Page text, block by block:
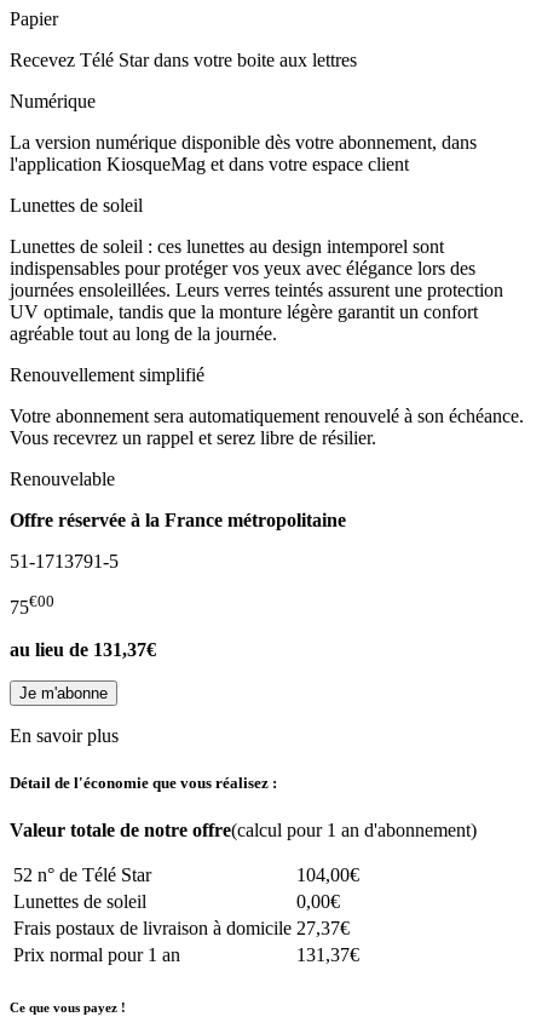
Papier
Recevez Télé Star dans votre boite aux lettres
Numérique
La version numérique disponible dès votre abonnement, dans
l'application KiosqueMag et dans votre espace client
Lunettes de soleil
Lunettes de soleil : ces lunettes au design intemporel sont
indispensables pour protéger vos yeux avec élégance lors des
journées ensoleillées. Leurs verres teintés assurent une protection
UV optimale, tandis que la monture légère garantit un confort
agréable tout au long de la journée.
Renouvellement simplifié
Votre abonnement sera automatiquement renouvelé à son échéance.
Vous recevrez un rappel et serez libre de résilier.
Renouvelable
Offre réservée à la France métropolitaine
51-1713791-5
75€00
au lieu de 131,37€
En savoir plus
Détail de l'économie que vous réalisez :
Valeur totale de notre offre(calcul pour 1 an d'abonnement)
52 n° de Télé Star
104,00€
Lunettes de soleil
0,00€
Frais postaux de livraison à domicile 27,37€
Prix normal pour 1 an
131,37€
Ce que vous payez !